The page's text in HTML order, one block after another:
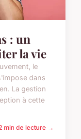
: un
la vie
le
dans
La gestion
à cette
min de lecture →